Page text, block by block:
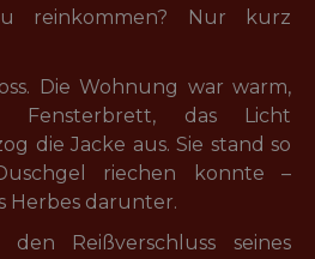
reinkommen? Nur kurz
Die Wohnung war warm,
das Licht
die Jacke aus. Sie stand so
riechen konnte –
Herbes darunter.
Reißverschluss seines